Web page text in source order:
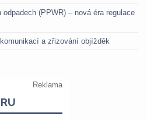
(PPWR) – nová éra regulace
a zřizování objížděk